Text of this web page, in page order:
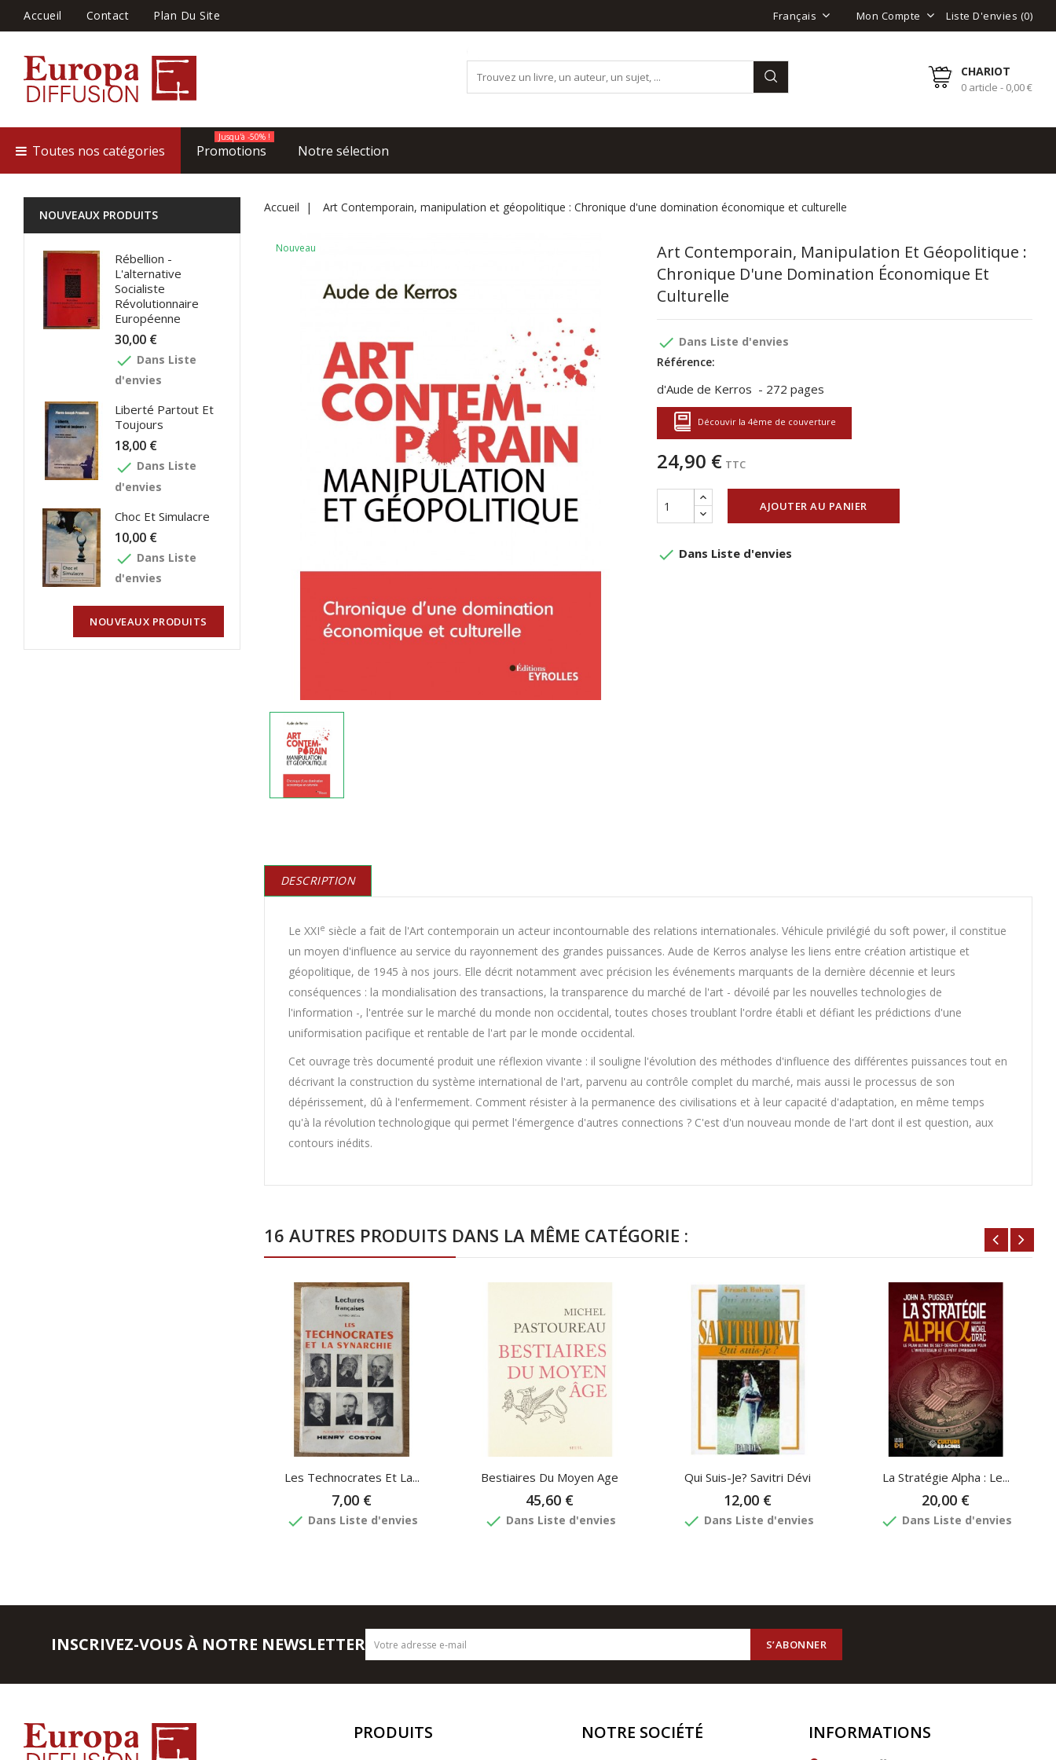
Accueil Contact Plan Du Site Français Mon Compte Liste D'envies (0)
CHARIOT
0 article - 0,00 €
Toutes nos catégories Promotions
Jusqu'à -50% !
Notre sélection
NOUVEAUX PRODUITS
Rébellion -
L'alternative
Socialiste
Révolutionnaire
Européenne
30,00 €
done Dans Liste
d'envies
Liberté Partout Et
Toujours
18,00 €
done Dans Liste
d'envies
Choc Et Simulacre
10,00 €
done Dans Liste
d'envies
NOUVEAUX PRODUITS
Accueil Art Contemporain, manipulation et géopolitique : Chronique d'une domination économique et culturelle
Nouveau
Art Contemporain, Manipulation Et Géopolitique :
Chronique D'une Domination Économique Et
Culturelle
done Dans Liste d'envies
Référence:
d'Aude de Kerros - 272 pages
Découvir la 4ème de couverture
24,90 € TTC
AJOUTER AU PANIER
done Dans Liste d'envies
DESCRIPTION
Le XXIe siècle a fait de l'Art contemporain un acteur incontournable des relations internationales. Véhicule privilégié du soft power, il constitue
un moyen d'influence au service du rayonnement des grandes puissances. Aude de Kerros analyse les liens entre création artistique et
géopolitique, de 1945 à nos jours. Elle décrit notamment avec précision les événements marquants de la dernière décennie et leurs
conséquences : la mondialisation des transactions, la transparence du marché de l'art - dévoilé par les nouvelles technologies de
l'information -, l'entrée sur le marché du monde non occidental, toutes choses troublant l'ordre établi et défiant les prédictions d'une
uniformisation pacifique et rentable de l'art par le monde occidental.
Cet ouvrage très documenté produit une réflexion vivante : il souligne l'évolution des méthodes d'influence des différentes puissances tout en
décrivant la construction du système international de l'art, parvenu au contrôle complet du marché, mais aussi le processus de son
dépérissement, dû à l'enfermement. Comment résister à la permanence des civilisations et à leur capacité d'adaptation, en même temps
qu'à la révolution technologique qui permet l'émergence d'autres connections ? C'est d'un nouveau monde de l'art dont il est question, aux
contours inédits.
16 AUTRES PRODUITS DANS LA MÊME CATÉGORIE :
Les Technocrates Et La...
7,00 €
done Dans Liste d'envies
Bestiaires Du Moyen Age
45,60 €
done Dans Liste d'envies
Qui Suis-Je? Savitri Dévi
12,00 €
done Dans Liste d'envies
La Stratégie Alpha : Le...
20,00 €
done Dans Liste d'envies
INSCRIVEZ-VOUS À NOTRE NEWSLETTER
PRODUITS NOTRE SOCIÉTÉ INFORMATIONS